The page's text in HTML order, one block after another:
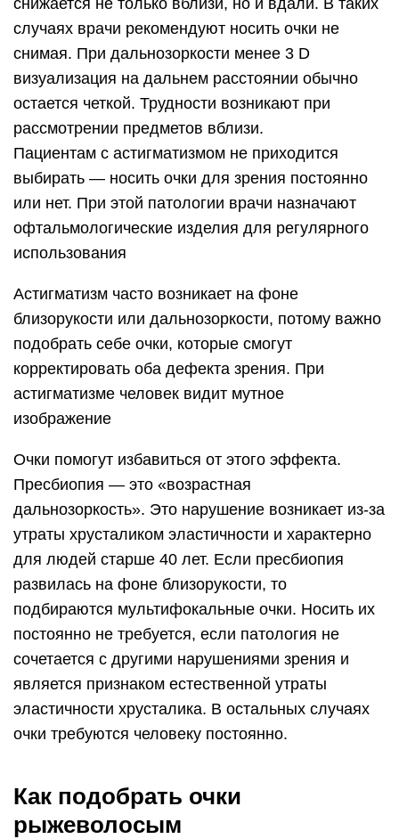
случаях врачи рекомендуют носить очки не
снимая. При дальнозоркости менее 3 D
визуализация на дальнем расстоянии обычно
остается четкой. Трудности возникают при
рассмотрении предметов вблизи.
Пациентам с астигматизмом не приходится
выбирать — носить очки для зрения постоянно
или нет. При этой патологии врачи назначают
офтальмологические изделия для регулярного
использования
Астигматизм часто возникает на фоне
близорукости или дальнозоркости, потому важно
подобрать себе очки, которые смогут
корректировать оба дефекта зрения. При
астигматизме человек видит мутное
изображение
Очки помогут избавиться от этого эффекта.
Пресбиопия — это «возрастная
дальнозоркость». Это нарушение возникает из-за
утраты хрусталиком эластичности и характерно
для людей старше 40 лет. Если пресбиопия
развилась на фоне близорукости, то
подбираются мультифокальные очки. Носить их
постоянно не требуется, если патология не
сочетается с другими нарушениями зрения и
является признаком естественной утраты
эластичности хрусталика. В остальных случаях
очки требуются человеку постоянно.
Как подобрать очки
рыжеволосым